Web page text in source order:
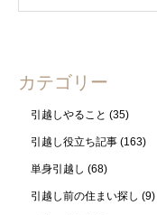
カテゴリー
引越しやること (35)
引越し役立ち記事 (163)
単身引越し (68)
引越し前の住まい探し (9)